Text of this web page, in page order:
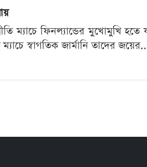
ম্যাচে ফিনল্যান্ডের মুখোমুখি হতে
স্বাগতিক জার্মানি তাদের